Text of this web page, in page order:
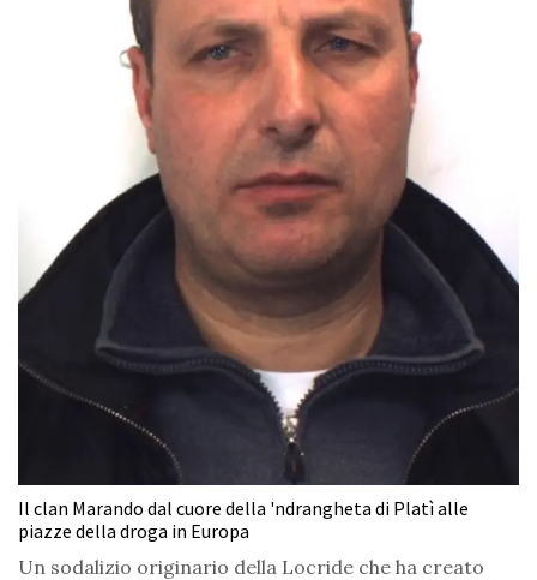
Il clan Marando dal cuore della 'ndrangheta di Platì alle
piazze della droga in Europa
Un sodalizio originario della Locride che ha creato